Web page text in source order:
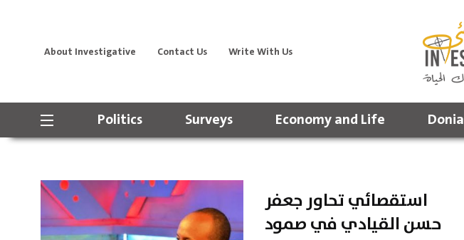
About Investigative Contact Us Write With Us
Politics Surveys Economy and Life Donia
استقصائي تحاور جعفر
حسن القيادي في صمود